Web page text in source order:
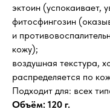
эктоин (успокаивает,
фитосфингозин
и
кожу);
воздушная текстура,
распределяется по
Подходит для: всех
Объём: 120 г.